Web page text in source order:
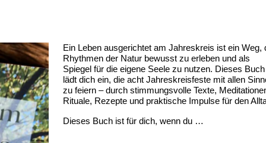
Ein Leben ausgerichtet am Jahreskreis ist ein Weg,
Rhythmen der Natur bewusst zu erleben und als
Spiegel für die eigene Seele zu nutzen. Dieses Buch
lädt dich ein, die acht Jahreskreisfeste mit allen
zu feiern – durch stimmungsvolle Texte,
Rituale, Rezepte und praktische Impulse für den
Dieses Buch ist für dich, wenn du …